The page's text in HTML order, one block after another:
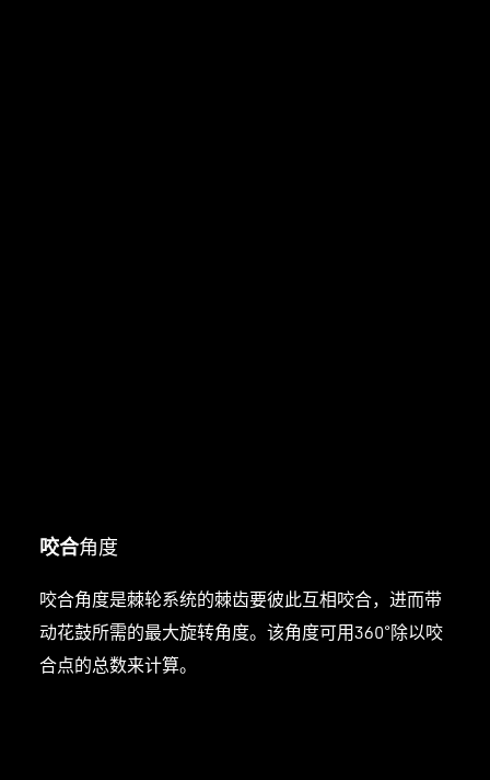
咬合角度
咬合角度是棘轮系统的棘齿要彼此互相咬合，进而带
动花鼓所需的最大旋转角度。该角度可用360°除以咬
合点的总数来计算。